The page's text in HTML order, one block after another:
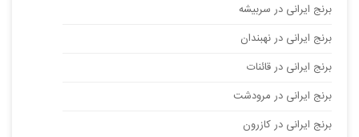
برنج ایرانی در سربیشه
برنج ایرانی در نهبندان
برنج ایرانی در قائنات
برنج ایرانی در مرودشت
برنج ایرانی در کازرون